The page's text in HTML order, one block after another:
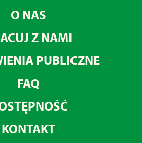
O NAS
Z NAMI
PUBLICZNE
FAQ
KONTAKT